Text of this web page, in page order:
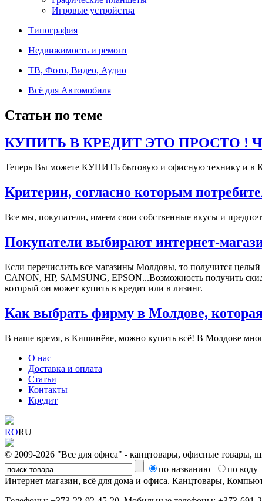
Игровые устройства
Типография
Недвижимость и ремонт
ТВ, Фото, Видео, Аудио
Всё для Автомобиля
Статьи по теме
КУПИТЬ В КРЕДИТ ЭТО ПРОСТО !
Теперь Вы можете КУПИТЬ бытовую и офисную технику и в
Критерии, согласно которым
Все мы, покупатели, имеем свои собственные вкусы и
Покупатели выбирают интернет-
Если перечислить все магазины Молдовы, то получится
СANON, HP, SAMSUNG, EPSON...Возможность получить
который он может купить в кредит или в лизинг.
Как выбрать фирму в Молдове,
В наше время, в Кишинёве, можно купить всё! В Молдове
О нас
Доставка и оплата
Статьи
Контакты
Кредит
RORU
© 2009-2026 "Все для офиса" - канцтовары, офисные товары,
по названию
по коду
Интернет магазин, всё для дома и офиса. Канцтовары,